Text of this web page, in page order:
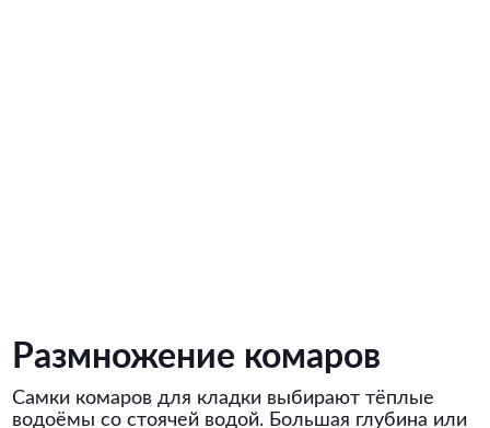
Размножение комаров
Самки комаров для кладки выбирают тёплые
водоёмы со стоячей водой. Большая глубина или